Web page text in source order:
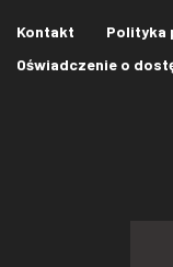
Kontakt Polityka
Oświadczenie o